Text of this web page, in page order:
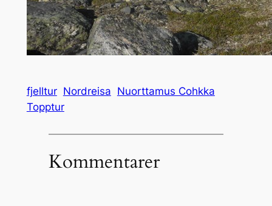
fjelltur Nordreisa Nuorttamus Cohkka
Topptur
Kommentarer